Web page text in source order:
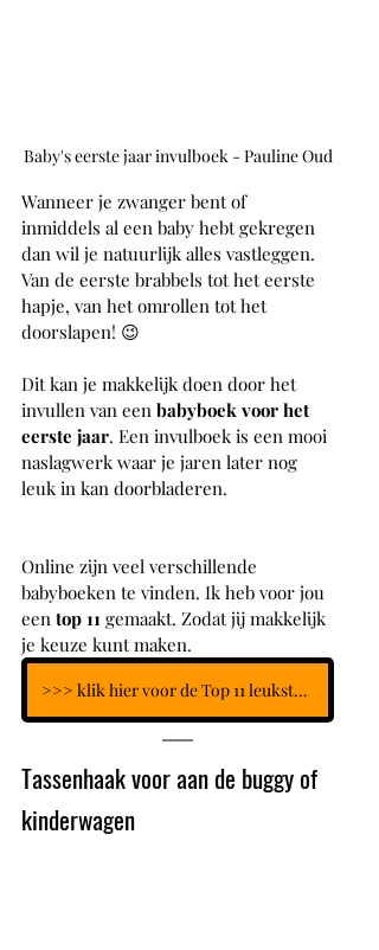
Baby's eerste jaar invulboek - Pauline Oud
Wanneer je zwanger bent of
inmiddels al een baby hebt gekregen
dan wil je natuurlijk alles vastleggen.
Van de eerste brabbels tot het eerste
hapje, van het omrollen tot het
doorslapen! 😉
Dit kan je makkelijk doen door het
invullen van een babyboek voor het
eerste jaar. Een invulboek is een mooi
naslagwerk waar je jaren later nog
leuk in kan doorbladeren.
Online zijn veel verschillende
babyboeken te vinden. Ik heb voor jou
een top 11 gemaakt. Zodat jij makkelijk
je keuze kunt maken.
>>> klik hier voor de Top 11 leukste baby invulboeken voor het eerste jaar
Tassenhaak voor aan de buggy of
kinderwagen